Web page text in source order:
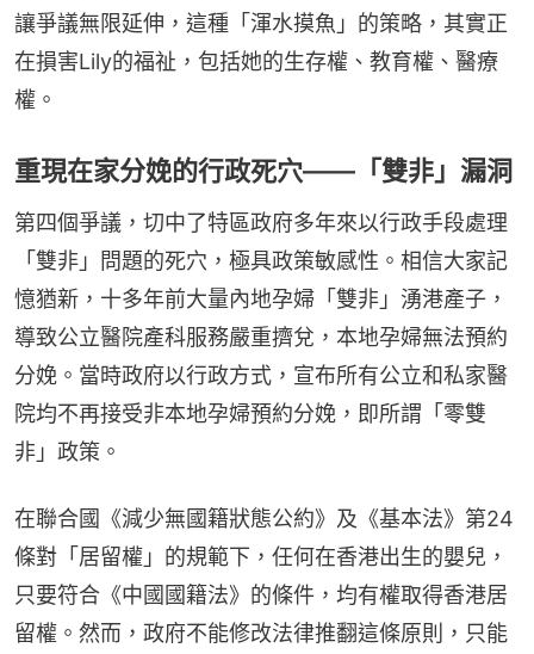
讓爭議無限延伸，這種「渾水摸魚」的策略，其實正
在損害Lily的福祉，包括她的生存權、教育權、醫療
權。
重現在家分娩的行政死穴——「雙非」漏洞
第四個爭議，切中了特區政府多年來以行政手段處理
「雙非」問題的死穴，極具政策敏感性。相信大家記
憶猶新，十多年前大量內地孕婦「雙非」湧港產子，
導致公立醫院產科服務嚴重擠兌，本地孕婦無法預約
分娩。當時政府以行政方式，宣布所有公立和私家醫
院均不再接受非本地孕婦預約分娩，即所謂「零雙
非」政策。
在聯合國《減少無國籍狀態公約》及《基本法》第24
條對「居留權」的規範下，任何在香港出生的嬰兒，
只要符合《中國國籍法》的條件，均有權取得香港居
留權。然而，政府不能修改法律推翻這條原則，只能